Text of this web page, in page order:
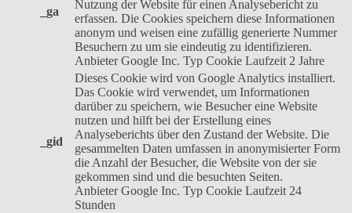
_ga
Nutzung der Website für einen Analysebericht zu
erfassen. Die Cookies speichern diese Informationen
anonym und weisen eine zufällig generierte Nummer
Besuchern zu um sie eindeutig zu identifizieren.
Anbieter Google Inc. Typ Cookie Laufzeit 2 Jahre
_gid
Dieses Cookie wird von Google Analytics installiert.
Das Cookie wird verwendet, um Informationen
darüber zu speichern, wie Besucher eine Website
nutzen und hilft bei der Erstellung eines
Analyseberichts über den Zustand der Website. Die
gesammelten Daten umfassen in anonymisierter Form
die Anzahl der Besucher, die Website von der sie
gekommen sind und die besuchten Seiten.
Anbieter Google Inc. Typ Cookie Laufzeit 24
Stunden